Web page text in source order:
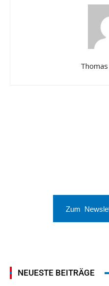
Zum
NEUESTE BEITRÄGE